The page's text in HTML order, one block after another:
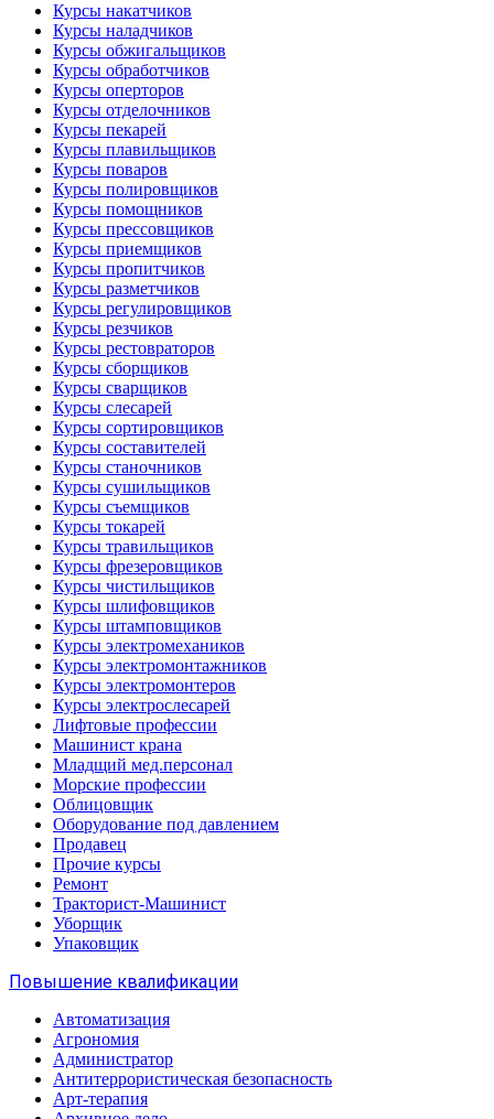
Курсы накатчиков
Курсы наладчиков
Курсы обжигальщиков
Курсы обработчиков
Курсы оперторов
Курсы отделочников
Курсы пекарей
Курсы плавильщиков
Курсы поваров
Курсы полировщиков
Курсы помощников
Курсы прессовщиков
Курсы приемщиков
Курсы пропитчиков
Курсы разметчиков
Курсы регулировщиков
Курсы резчиков
Курсы рестовраторов
Курсы сборщиков
Курсы сварщиков
Курсы слесарей
Курсы сортировщиков
Курсы составителей
Курсы станочников
Курсы сушильщиков
Курсы съемщиков
Курсы токарей
Курсы травильщиков
Курсы фрезеровщиков
Курсы чистильщиков
Курсы шлифовщиков
Курсы штамповщиков
Курсы электромехаников
Курсы электромонтажников
Курсы электромонтеров
Курсы электрослесарей
Лифтовые профессии
Машинист крана
Младщий мед.персонал
Морские профессии
Облицовщик
Оборудование под давлением
Продавец
Прочие курсы
Ремонт
Тракторист-Машинист
Уборщик
Упаковщик
Повышение квалификации
Автоматизация
Агрономия
Администратор
Антитеррористическая безопасность
Арт-терапия